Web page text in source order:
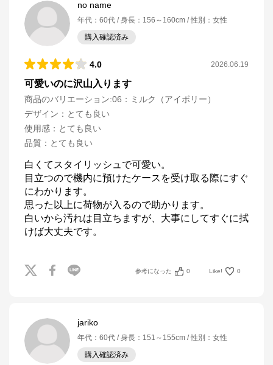
no name
年代 ： 60代 身長 ： 156～160cm 性別 ： 女性
購入確認済み
4.0 2026.06.19
可愛いのに沢山入ります
商品のバリエーション:06：ミルク（アイボリー）
デザイン ： とても良い
使用感 ： とても良い
品質 ： とても良い
白くてスタイリッシュで可愛い。
目立つので機内に預けたケースを受け取る際にすぐ
にわかります。
思った以上に荷物が入るので助かります。
白いから汚れは目立ちますが、大事にしてすぐに拭
けば大丈夫です。
参考になった 0 Like! 0
jariko
年代 ： 60代 身長 ： 151～155cm 性別 ： 女性
購入確認済み